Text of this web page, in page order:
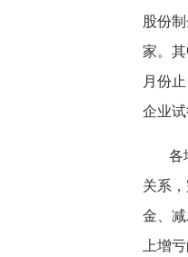
股份
家。
月份
企业试
各
关系
金、
上增